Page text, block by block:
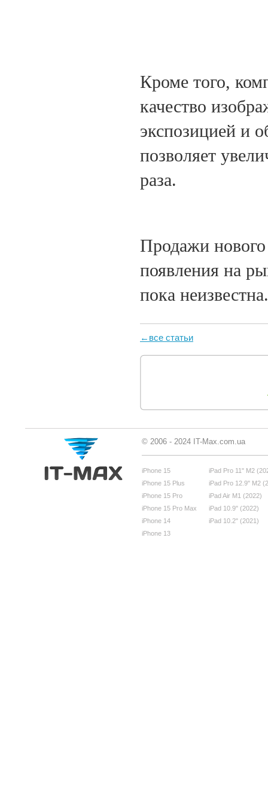
Кроме того,
качество
экспозицией и
позволяет
раза.
Продажи нового
появления на
пока неизвестна.
←все статьи
© 2006 - 2024 IT-Max.com.ua
iPhone 15
iPhone 15 Plus
iPhone 15 Pro
iPhone 15 Pro Max
iPhone 14
iPhone 13
iPad Pro 11" M2
iPad Pro 12.9" M2
iPad Air M1 (2022)
iPad 10.9" (2022)
iPad 10.2" (2021)